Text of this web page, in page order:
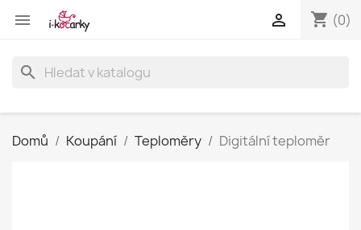
 shopping_cart (0)

search
Domů Koupání Teploměry Digitální teploměr